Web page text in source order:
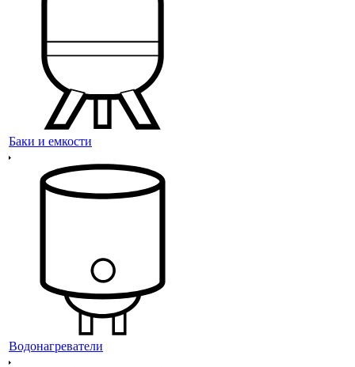
Баки и емкости
Водонагреватели